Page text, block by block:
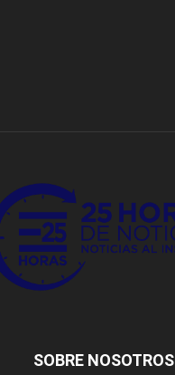
SOBRE NOSOTROS